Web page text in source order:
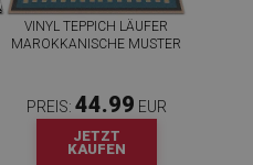
VINYL TEPPICH LÄUFER
MAROKKANISCHE MUSTER
PREIS: 44.99 EUR
JETZT
KAUFEN